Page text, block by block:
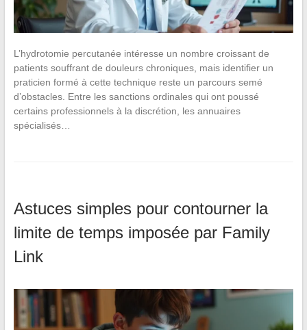
L’hydrotomie percutanée intéresse un nombre croissant de
patients souffrant de douleurs chroniques, mais identifier un
praticien formé à cette technique reste un parcours semé
d’obstacles. Entre les sanctions ordinales qui ont poussé
certains professionnels à la discrétion, les annuaires
spécialisés…
Astuces simples pour contourner la
limite de temps imposée par Family
Link